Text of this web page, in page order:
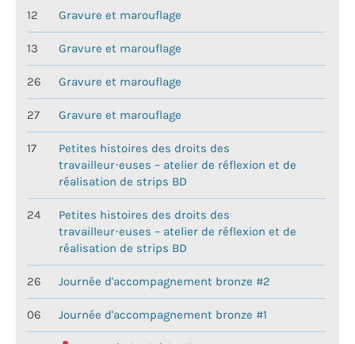
12 Gravure et marouflage
13 Gravure et marouflage
26 Gravure et marouflage
27 Gravure et marouflage
17
Petites histoires des droits des
travailleur·euses – atelier de réflexion et de
réalisation de strips BD
24
Petites histoires des droits des
travailleur·euses – atelier de réflexion et de
réalisation de strips BD
26 Journée d'accompagnement bronze #2
06 Journée d'accompagnement bronze #1